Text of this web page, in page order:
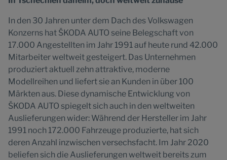
In den 30 Jahren unter dem Dach des Volkswagen
Konzerns hat ŠKODA AUTO seine Belegschaft von
17.000 Angestellten im Jahr 1991 auf heute rund 42.000
Mitarbeiter weltweit gesteigert. Das Unternehmen
produziert aktuell zehn attraktive, moderne
Modellreihen und liefert sie an Kunden in über 100
Märkten aus. Diese dynamische Entwicklung von
ŠKODA AUTO spiegelt sich auch in den weltweiten
Auslieferungen wider: Während der Hersteller im Jahr
1991 noch 172.000 Fahrzeuge produzierte, hat sich
deren Anzahl inzwischen versechsfacht. Im Jahr 2020
beliefen sich die Auslieferungen weltweit bereits zum